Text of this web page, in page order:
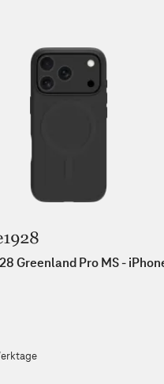
Greenland Pro MS -